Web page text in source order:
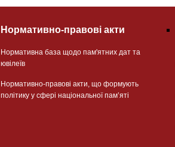
Нормативно-правові акти
Нормативна база щодо пам'ятних дат та
ювілеїв
Нормативно-правові акти, що формують
політику у сфері національної памʼяті